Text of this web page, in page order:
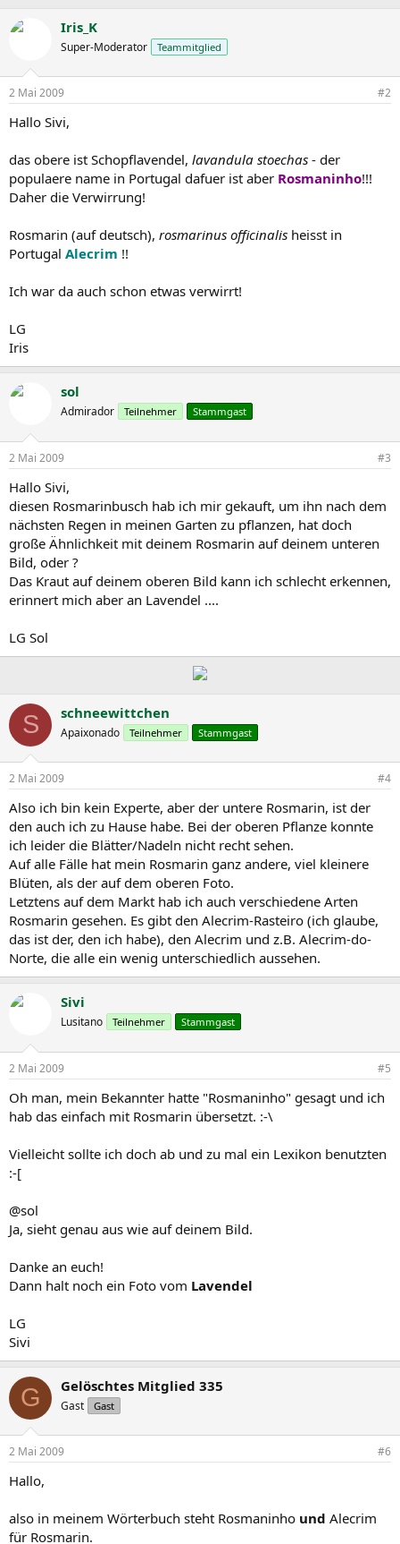
Iris_K
Super-Moderator Teammitglied
2 Mai 2009 #2
Hallo Sivi,
das obere ist Schopflavendel, lavandula stoechas - der
populaere name in Portugal dafuer ist aber Rosmaninho!!!
Daher die Verwirrung!
Rosmarin (auf deutsch), rosmarinus officinalis heisst in
Portugal Alecrim !!
Ich war da auch schon etwas verwirrt!
LG
Iris
sol
Admirador Teilnehmer Stammgast
2 Mai 2009 #3
Hallo Sivi,
diesen Rosmarinbusch hab ich mir gekauft, um ihn nach dem
nächsten Regen in meinen Garten zu pflanzen, hat doch
große Ähnlichkeit mit deinem Rosmarin auf deinem unteren
Bild, oder ?
Das Kraut auf deinem oberen Bild kann ich schlecht erkennen,
erinnert mich aber an Lavendel ....
LG Sol
S schneewittchen
Apaixonado Teilnehmer Stammgast
2 Mai 2009 #4
Also ich bin kein Experte, aber der untere Rosmarin, ist der
den auch ich zu Hause habe. Bei der oberen Pflanze konnte
ich leider die Blätter/Nadeln nicht recht sehen.
Auf alle Fälle hat mein Rosmarin ganz andere, viel kleinere
Blüten, als der auf dem oberen Foto.
Letztens auf dem Markt hab ich auch verschiedene Arten
Rosmarin gesehen. Es gibt den Alecrim-Rasteiro (ich glaube,
das ist der, den ich habe), den Alecrim und z.B. Alecrim-do-
Norte, die alle ein wenig unterschiedlich aussehen.
Sivi
Lusitano Teilnehmer Stammgast
2 Mai 2009 #5
Oh man, mein Bekannter hatte "Rosmaninho" gesagt und ich
hab das einfach mit Rosmarin übersetzt. :-\
Vielleicht sollte ich doch ab und zu mal ein Lexikon benutzten
:-[
@sol
Ja, sieht genau aus wie auf deinem Bild.
Danke an euch!
Dann halt noch ein Foto vom Lavendel
LG
Sivi
G Gelöschtes Mitglied 335
Gast Gast
2 Mai 2009 #6
Hallo,
also in meinem Wörterbuch steht Rosmaninho und Alecrim
für Rosmarin.